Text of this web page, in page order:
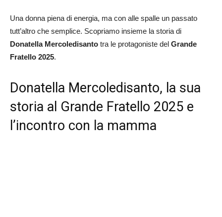
Una donna piena di energia, ma con alle spalle un passato
tutt’altro che semplice. Scopriamo insieme la storia di
Donatella Mercoledisanto tra le protagoniste del Grande
Fratello 2025.
Donatella Mercoledisanto, la sua
storia al Grande Fratello 2025 e
l’incontro con la mamma